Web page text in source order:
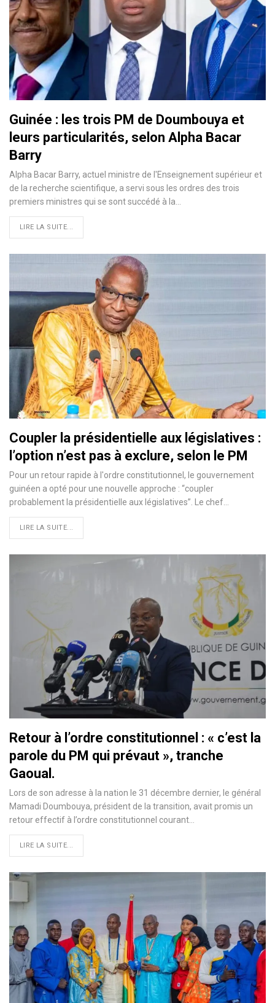
Guinée : les trois PM de Doumbouya et
leurs particularités, selon Alpha Bacar
Barry
Alpha Bacar Barry, actuel ministre de l'Enseignement supérieur et
de la recherche scientifique, a servi sous les ordres des trois
premiers ministres qui se sont succédé à la…
LIRE LA SUITE...
Coupler la présidentielle aux législatives :
l’option n’est pas à exclure, selon le PM
Pour un retour rapide à l'ordre constitutionnel, le gouvernement
guinéen a opté pour une nouvelle approche : “coupler
probablement la présidentielle aux législatives”. Le chef…
LIRE LA SUITE...
Retour à l’ordre constitutionnel : « c’est la
parole du PM qui prévaut », tranche
Gaoual.
Lors de son adresse à la nation le 31 décembre dernier, le général
Mamadi Doumbouya, président de la transition, avait promis un
retour effectif à l’ordre constitutionnel courant…
LIRE LA SUITE...